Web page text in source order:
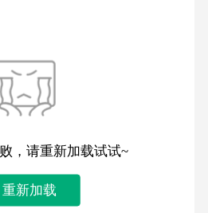
，请重新加载试试~
重新加载